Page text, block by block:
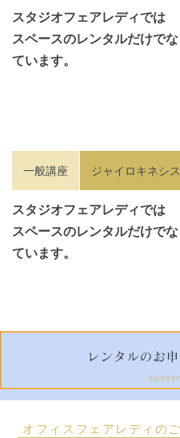
スタジオフェアレディでは
スペースのレンタルだけで
ています。
一般講座 ジャイロキネシス
スタジオフェアレディでは
スペースのレンタルだけで
ています。
オフィスフェアレディの